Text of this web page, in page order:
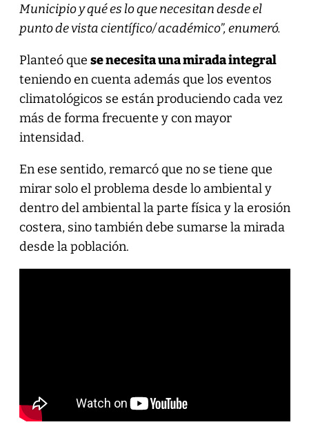
Municipio y qué es lo que necesitan desde el
punto de vista científico/ académico”, enumeró.
Planteó que se necesita una mirada integral
teniendo en cuenta además que los eventos
climatológicos se están produciendo cada vez
más de forma frecuente y con mayor
intensidad.
En ese sentido, remarcó que no se tiene que
mirar solo el problema desde lo ambiental y
dentro del ambiental la parte física y la erosión
costera, sino también debe sumarse la mirada
desde la población.